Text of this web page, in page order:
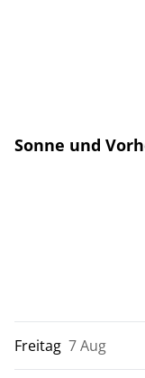
Sonne und
Freitag 7 Aug